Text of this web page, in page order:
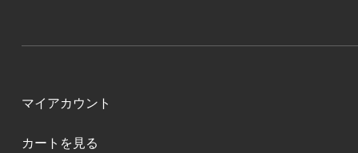
マイアカウント
カートを見る